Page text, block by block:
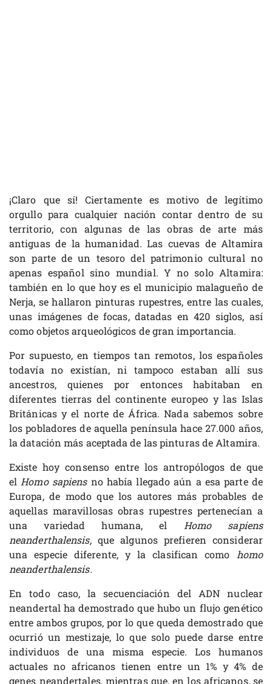
¡Claro que sí! Ciertamente es motivo de legítimo
orgullo para cualquier nación contar dentro de su
territorio, con algunas de las obras de arte más
antiguas de la humanidad. Las cuevas de Altamira
son parte de un tesoro del patrimonio cultural no
apenas español sino mundial. Y no solo Altamira:
también en lo que hoy es el municipio malagueño de
Nerja, se hallaron pinturas rupestres, entre las cuales,
unas imágenes de focas, datadas en 420 siglos, así
como objetos arqueológicos de gran importancia.
Por supuesto, en tiempos tan remotos, los españoles
todavía no existían, ni tampoco estaban allí sus
ancestros, quienes por entonces habitaban en
diferentes tierras del continente europeo y las Islas
Británicas y el norte de África. Nada sabemos sobre
los pobladores de aquella península hace 27.000 años,
la datación más aceptada de las pinturas de Altamira.
Existe hoy consenso entre los antropólogos de que
el Homo sapiensno había llegado aún a esa parte de
Europa, de modo que los autores más probables de
aquellas maravillosas obras rupestres pertenecían a
una variedad humana, el
Homo sapiens
neanderthalensis, que algunos prefieren considerar
una especie diferente, y la clasifican como homo
neanderthalensis.
En todo caso, la secuenciación del ADN nuclear
neandertal ha demostrado que hubo un flujo genético
entre ambos grupos, por lo que queda demostrado que
ocurrió un mestizaje, lo que solo puede darse entre
individuos de una misma especie. Los humanos
actuales no africanos tienen entre un 1% y 4% de
genes neandertales, mientras que, en los africanos, se